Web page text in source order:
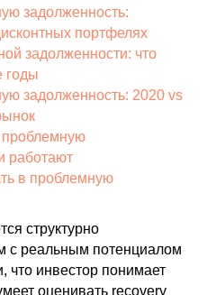
задолженность:
портфелях
задолженности: что
годы
задолженность: 2020 vs
проблемную
работают
в проблемную
структурно
с реальным потенциалом
что инвестор понимает
оценивать recovery